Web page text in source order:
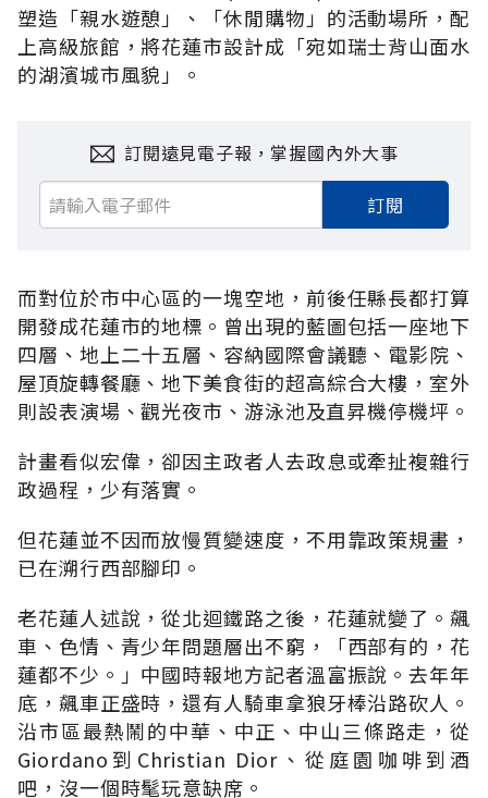
塑造「親水遊憩」、「休閒購物」的活動場所，配
上高級旅館，將花蓮市設計成「宛如瑞士背山面水
的湖濱城市風貌」。
訂閱遠見電子報，掌握國內外大事
訂閱
而對位於市中心區的一塊空地，前後任縣長都打算
開發成花蓮市的地標。曾出現的藍圖包括一座地下
四層、地上二十五層、容納國際會議聽、電影院、
屋頂旋轉餐廳、地下美食街的超高綜合大樓，室外
則設表演場、觀光夜市、游泳池及直昇機停機坪。
計畫看似宏偉，卻因主政者人去政息或牽扯複雜行
政過程，少有落實。
但花蓮並不因而放慢質變速度，不用靠政策規畫，
已在溯行西部腳印。
老花蓮人述說，從北迴鐵路之後，花蓮就變了。飆
車、色情、青少年問題層出不窮，「西部有的，花
蓮都不少。」中國時報地方記者溫富振說。去年年
底，飆車正盛時，還有人騎車拿狼牙棒沿路砍人。
沿市區最熱鬧的中華、中正、中山三條路走，從
Giordano到Christian Dior、從庭園咖啡到酒
吧，沒一個時髦玩意缺席。